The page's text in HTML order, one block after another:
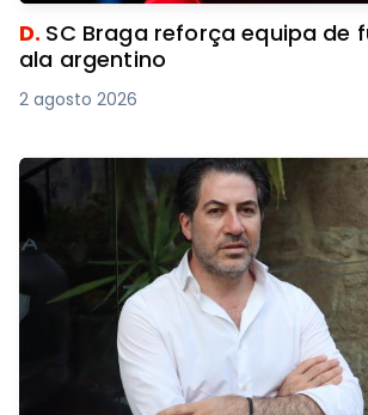
D. SC Braga reforça equipa de
ala argentino
2 agosto 2026